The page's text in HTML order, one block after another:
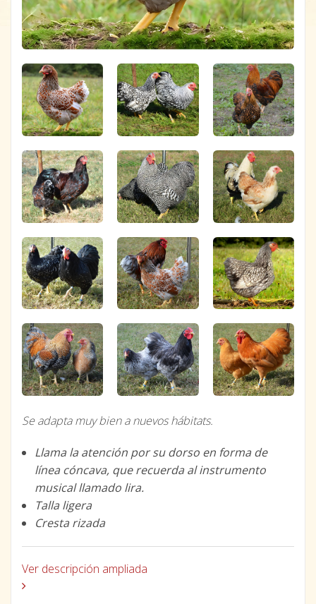
Se adapta muy bien a nuevos hábitats.
Llama la atención por su dorso en forma de
línea cóncava, que recuerda al instrumento
musical llamado lira.
Talla ligera
Cresta rizada
Ver descripción ampliada